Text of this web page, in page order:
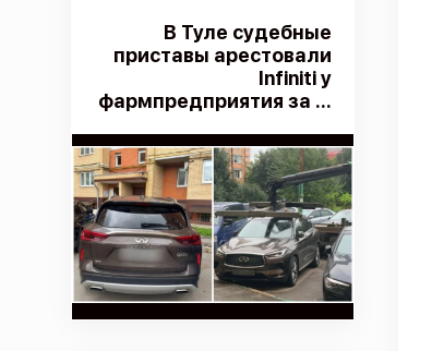
В Туле судебные
приставы арестовали
Infiniti у
фармпредприятия за ...